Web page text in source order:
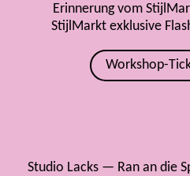
Erinnerung vom
StijlMarkt exklusive
Workshop-
Studio Lacks — Ran an die